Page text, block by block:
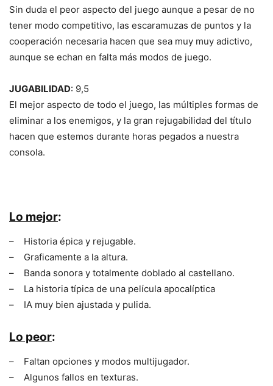
Sin duda el peor aspecto del juego aunque a pesar de no
tener modo competitivo, las escaramuzas de puntos y la
cooperación necesaria hacen que sea muy muy adictivo,
aunque se echan en falta más modos de juego.
JUGABILIDAD: 9,5
El mejor aspecto de todo el juego, las múltiples formas de
eliminar a los enemigos, y la gran rejugabilidad del título
hacen que estemos durante horas pegados a nuestra
consola.
Lo mejor:
– Historia épica y rejugable.
– Graficamente a la altura.
– Banda sonora y totalmente doblado al castellano.
– La historia típica de una película apocalíptica
– IA muy bien ajustada y pulida.
Lo peor:
– Faltan opciones y modos multijugador.
– Algunos fallos en texturas.